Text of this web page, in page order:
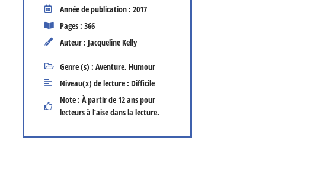
Année de publication : 2017
Pages : 366
Auteur : Jacqueline Kelly
Genre (s) :Aventure,Humour
Niveau(x) de lecture :Difficile
Note : À partir de 12 ans pour
lecteurs à l’aise dans la lecture.